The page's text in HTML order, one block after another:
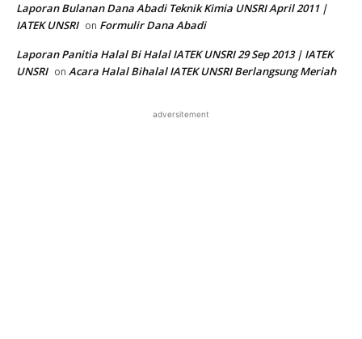
Laporan Bulanan Dana Abadi Teknik Kimia UNSRI April 2011 |
IATEK UNSRI on Formulir Dana Abadi
Laporan Panitia Halal Bi Halal IATEK UNSRI 29 Sep 2013 | IATEK
UNSRI on Acara Halal Bihalal IATEK UNSRI Berlangsung Meriah
adversitement